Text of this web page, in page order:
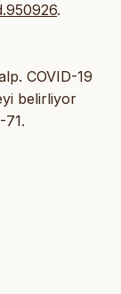
.
COVID-19
belirliyor
71.